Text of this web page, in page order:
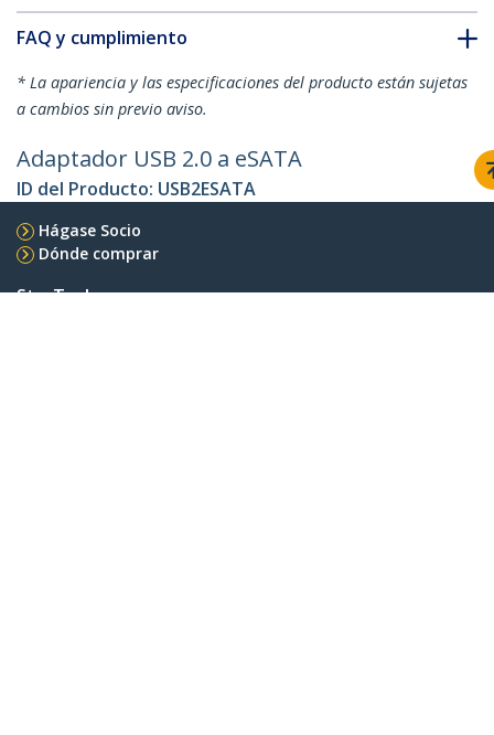
FAQ y cumplimiento
* La apariencia y las especificaciones del producto están sujetas
a cambios sin previo aviso.
Adaptador USB 2.0 a eSATA
ID del Producto: USB2ESATA
Hágase Socio
Dónde comprar
StarTech.com